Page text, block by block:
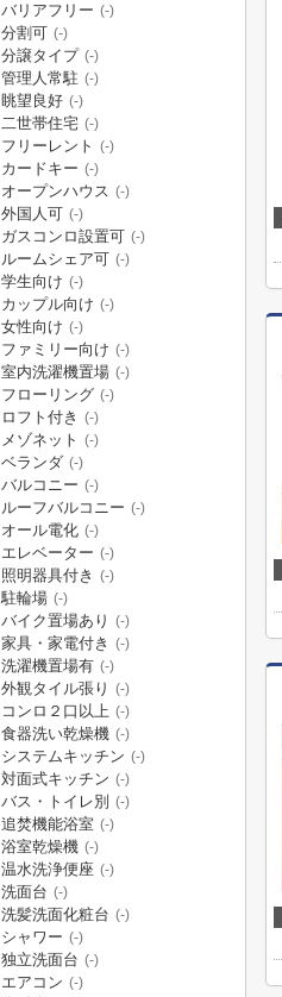
バリアフリー (-)
分割可 (-)
分譲タイプ (-)
管理人常駐 (-)
眺望良好 (-)
二世帯住宅 (-)
フリーレント (-)
カードキー (-)
オープンハウス (-)
外国人可 (-)
ガスコンロ設置可 (-)
ルームシェア可 (-)
学生向け (-)
カップル向け (-)
女性向け (-)
ファミリー向け (-)
室内洗濯機置場 (-)
フローリング (-)
ロフト付き (-)
メゾネット (-)
ベランダ (-)
バルコニー (-)
ルーフバルコニー (-)
オール電化 (-)
エレベーター (-)
照明器具付き (-)
駐輪場 (-)
バイク置場あり (-)
家具・家電付き (-)
洗濯機置場有 (-)
外観タイル張り (-)
コンロ２口以上 (-)
食器洗い乾燥機 (-)
システムキッチン (-)
対面式キッチン (-)
バス・トイレ別 (-)
追焚機能浴室 (-)
浴室乾燥機 (-)
温水洗浄便座 (-)
洗面台 (-)
洗髪洗面化粧台 (-)
シャワー (-)
独立洗面台 (-)
エアコン (-)